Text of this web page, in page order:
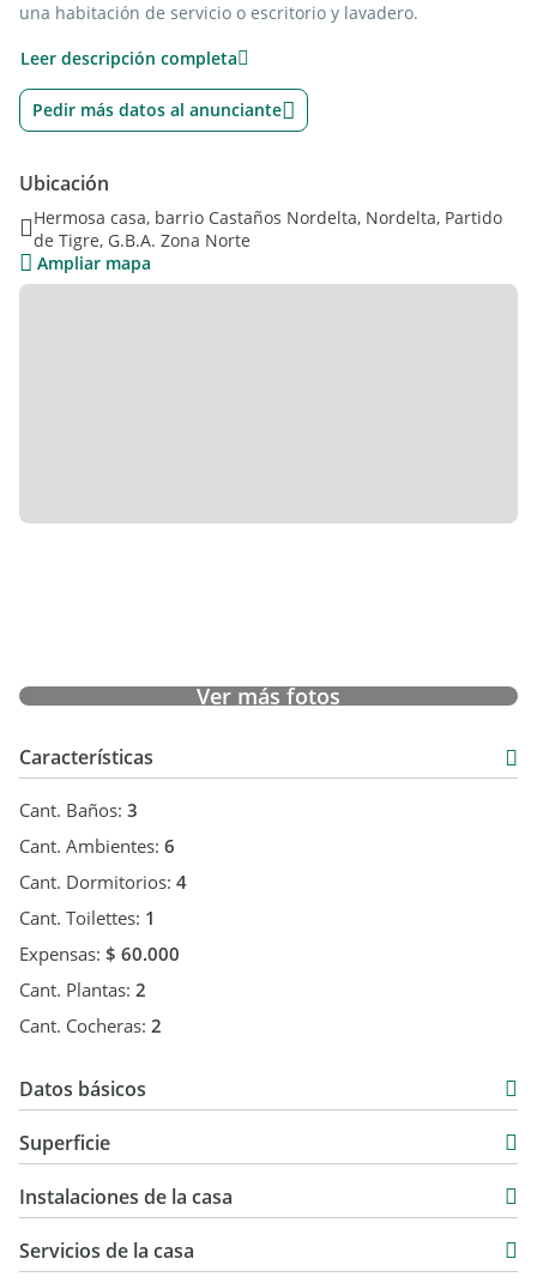
una habitación de servicio o escritorio y lavadero.
con baño completo y una habitación en suite con vestidor.
La casa también cuenta con una hermosa galería con parrilla.
El barrio Castaños cuenta con excelentes amenities:
+Cancha de futbol
+Cancha de tenis
+Sum
Además el barrio cuenta con una excelente ubicación ya que
Leer descripción completa
Pedir más datos al anunciante
Ubicación
Hermosa casa, barrio Castaños Nordelta, Nordelta, Partido
de Tigre, G.B.A. Zona Norte
Ampliar mapa
Ver más fotos
Características
Cant. Baños: 3
Cant. Ambientes: 6
Cant. Dormitorios: 4
Cant. Toilettes: 1
Expensas: $ 60.000
Cant. Plantas: 2
Cant. Cocheras: 2
Datos básicos
Venta
USD 550.000
Superficie
500 m2
238 m2
Instalaciones de la casa
Servicios de la casa